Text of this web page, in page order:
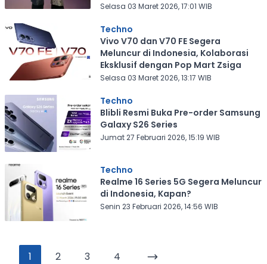
Selasa 03 Maret 2026, 17:01 WIB
Techno
Vivo V70 dan V70 FE Segera
Meluncur di Indonesia, Kolaborasi
Eksklusif dengan Pop Mart Zsiga
Selasa 03 Maret 2026, 13:17 WIB
Techno
Blibli Resmi Buka Pre-order Samsung
Galaxy S26 Series
Jumat 27 Februari 2026, 15:19 WIB
Techno
Realme 16 Series 5G Segera Meluncur
di Indonesia, Kapan?
Senin 23 Februari 2026, 14:56 WIB
1 2 3 4